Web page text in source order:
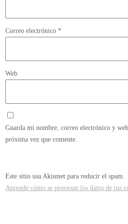
Correo electrónico *
Web
Guarda mi nombre, correo electrónico y
próxima vez que comente.
Este sitio usa Akismet para reducir el spam.
Aprende cómo se procesan los datos de tus